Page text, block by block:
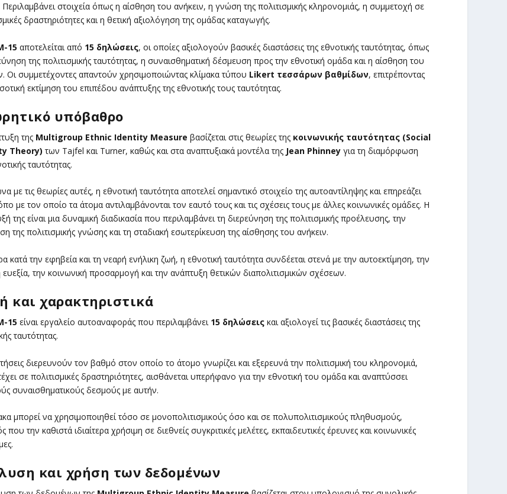
Περιλαμβάνει στοιχεία όπως η αίσθηση του ανήκειν, η γνώση της πολιτισμικής κληρονομιάς, η συμμετοχή σε
δραστηριότητες και η θετική αξιολόγηση της ομάδας καταγωγής.
15 αποτελείται από 15 δηλώσεις, οι οποίες αξιολογούν βασικές διαστάσεις της εθνοτικής ταυτότητας, όπως
της πολιτισμικής ταυτότητας, η συναισθηματική δέσμευση προς την εθνοτική ομάδα και η αίσθηση του
Οι συμμετέχοντες απαντούν χρησιμοποιώντας κλίμακα τύπου Likert τεσσάρων βαθμίδων, επιτρέποντας
εκτίμηση του επιπέδου ανάπτυξης της εθνοτικής τους ταυτότητας.
υπόβαθρο
της Multigroup Ethnic Identity Measure βασίζεται στις θεωρίες της κοινωνικής ταυτότητας (Social
Theory) των Tajfel και Turner, καθώς και στα αναπτυξιακά μοντέλα της Jean Phinneyγια τη διαμόρφωση
ταυτότητας.
με τις θεωρίες αυτές, η εθνοτική ταυτότητα αποτελεί σημαντικό στοιχείο της αυτοαντίληψης και επηρεάζει
με τον οποίο τα άτομα αντιλαμβάνονται τον εαυτό τους και τις σχέσεις τους με άλλες κοινωνικές ομάδες. Η
της είναι μια δυναμική διαδικασία που περιλαμβάνει τη διερεύνηση της πολιτισμικής προέλευσης, την
της πολιτισμικής γνώσης και τη σταδιακή εσωτερίκευση της αίσθησης του ανήκειν.
κατά την εφηβεία και τη νεαρή ενήλικη ζωή, η εθνοτική ταυτότητα συνδέεται στενά με την αυτοεκτίμηση, την
ευεξία, την κοινωνική προσαρμογή και την ανάπτυξη θετικών διαπολιτισμικών σχέσεων.
και χαρακτηριστικά
15 είναι εργαλείο αυτοαναφοράς που περιλαμβάνει 15 δηλώσειςκαι αξιολογεί τις βασικές διαστάσεις της
ταυτότητας.
διερευνούν τον βαθμό στον οποίο το άτομο γνωρίζει και εξερευνά την πολιτισμική του κληρονομιά,
σε πολιτισμικές δραστηριότητες, αισθάνεται υπερήφανο για την εθνοτική του ομάδα και αναπτύσσει
συναισθηματικούς δεσμούς με αυτήν.
μπορεί να χρησιμοποιηθεί τόσο σε μονοπολιτισμικούς όσο και σε πολυπολιτισμικούς πληθυσμούς,
που την καθιστά ιδιαίτερα χρήσιμη σε διεθνείς συγκριτικές μελέτες, εκπαιδευτικές έρευνες και κοινωνικές
και χρήση των δεδομένων